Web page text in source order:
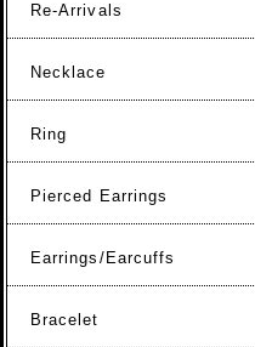
Re-Arrivals
Necklace
Ring
Pierced Earrings
Earrings/Earcuffs
Bracelet